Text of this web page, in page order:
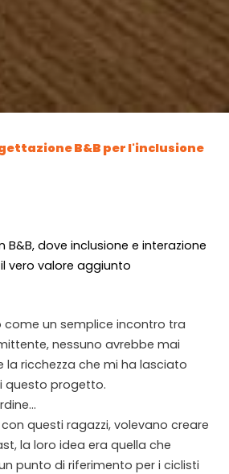
B&B per l'inclusione
B&B, dove inclusione e interazione
vero valore aggiunto
un semplice incontro tra
nessuno avrebbe mai
ricchezza che mi ha lasciato
questo progetto.
questi ragazzi, volevano creare
la loro idea era quella che
punto di riferimento per i ciclisti